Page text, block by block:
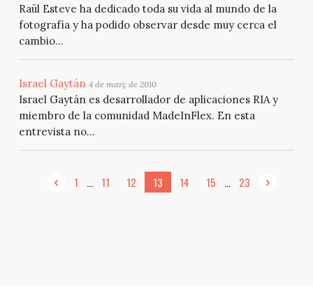
Raül Esteve ha dedicado toda su vida al mundo de la
fotografía y ha podido observar desde muy cerca el
cambio...
Israel Gaytán 4 de març de 2010
Israel Gaytán es desarrollador de aplicaciones RIA y
miembro de la comunidad MadeInFlex. En esta
entrevista no...
1 ... 11 12 13 14 15 ... 23